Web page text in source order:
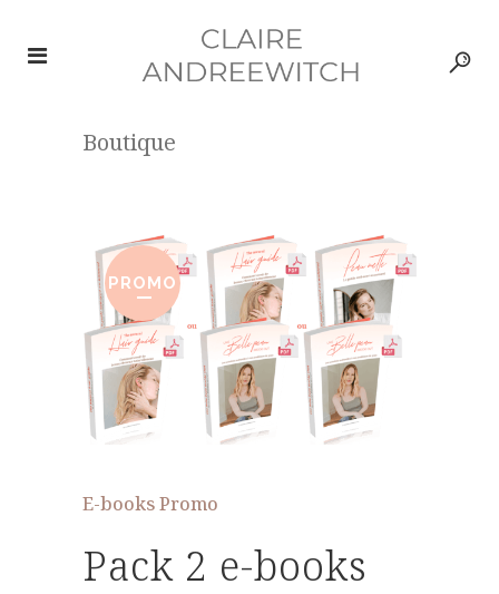
Boutique
PROMO
E-books Promo
Pack 2 e-books